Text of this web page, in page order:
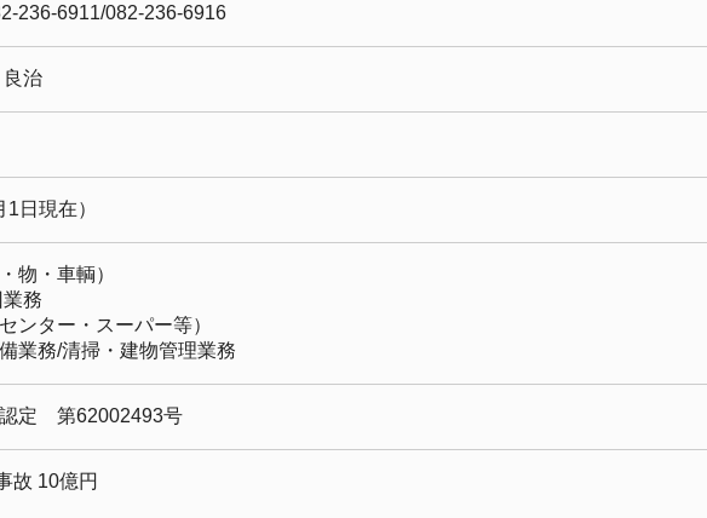
236-6911/082-236-6916
治
日現在）
物・車輌）
務
ンター・スーパー等）
業務/清掃・建物管理業務
定 第62002493号
故 10億円